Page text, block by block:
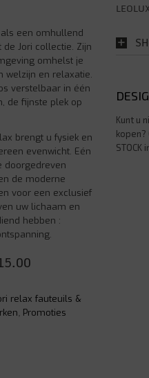
een omhullend
de Jori collectie. Zijn
omhelst je
welzijn en relaxatie.
verstelbaar in één
de fijnste plek op
brengt u fysiek en
evenwicht. Eén
doorgedreven
de moderne
voor een exclusief
uw lichaam en
hebben :
relax fauteuils &
, Promoties
Kunt u
kopen?
STOCK